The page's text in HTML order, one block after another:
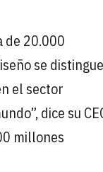
de 20.000
se distingue
el sector
dice su
millones